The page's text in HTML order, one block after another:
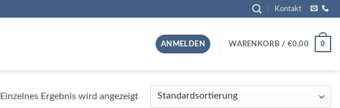
Kontakt
ANMELDEN WARENKORB / €0,00 0
Einzelnes Ergebnis wird angezeigt